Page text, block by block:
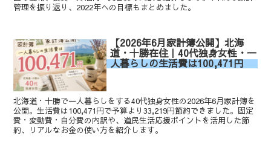
管理を振り返り、2022年への目標もまとめました。
家計簿 【2026年6月家計簿公開】北海
道・十勝在住｜40代独身女性・一
人暮らしの生活費は100,471円
北海道・十勝で一人暮らしをする40代独身女性の2026年6月家計簿を
公開。生活費は100,471円で予算より33,219円節約できました。固定
費・変動費・自分費の内訳や、道民生活応援ポイントを活用した節
約、リアルなお金の使い方を紹介します。